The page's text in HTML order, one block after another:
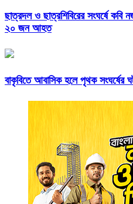
ছাত্রদল ও ছাত্রশিবিরের সংঘর্ষে
২০ জন আহত
বাকৃবিতে আবাসিক হলে পৃথক সংঘর্ষের